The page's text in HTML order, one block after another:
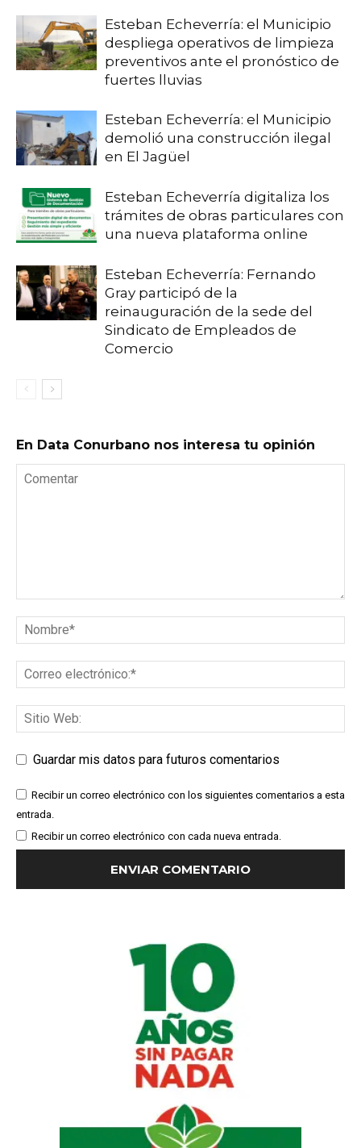
Esteban Echeverría: el Municipio
despliega operativos de limpieza
preventivos ante el pronóstico de
fuertes lluvias
Esteban Echeverría: el Municipio
demolió una construcción ilegal
en El Jagüel
Esteban Echeverría digitaliza los
trámites de obras particulares con
una nueva plataforma online
Esteban Echeverría: Fernando
Gray participó de la
reinauguración de la sede del
Sindicato de Empleados de
Comercio
En Data Conurbano nos interesa tu opinión
Guardar mis datos para futuros comentarios
Recibir un correo electrónico con los siguientes comentarios a esta
entrada.
Recibir un correo electrónico con cada nueva entrada.